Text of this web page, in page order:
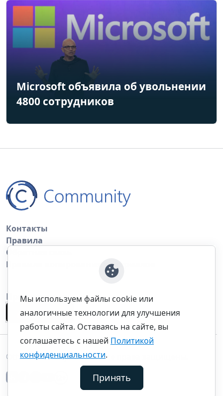
Microsoft объявила об увольнении
4800 сотрудников
Контакты
Правила
Обратная связь
Правила копирования материалов
Приложение
©thecommunity.ru 2026. Все права защищены.
Мы используем файлы cookie или
аналогичные технологии для улучшения
работы сайта. Оставаясь на сайте, вы
соглашаетесь с нашей Политикой
конфиденциальности.
Принять